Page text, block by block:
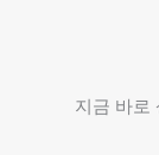
지금 바로